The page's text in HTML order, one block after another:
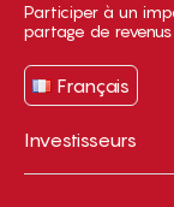
Participer à un
partage de revenus
Français
Investisseurs